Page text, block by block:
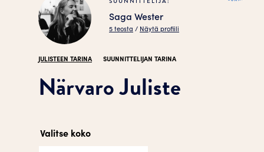
Saga Wester
5 teosta / Näytä profiili
JULISTEEN TARINA SUUNNITTELIJAN TARINA
Närvaro Juliste
Valitse koko